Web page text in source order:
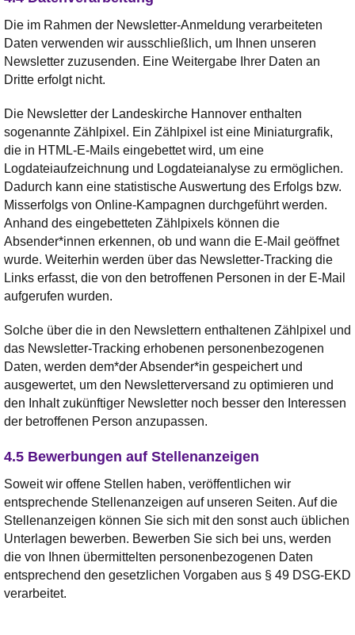
Die im Rahmen der Newsletter-Anmeldung verarbeiteten
Daten verwenden wir ausschließlich, um Ihnen unseren
Newsletter zuzusenden. Eine Weitergabe Ihrer Daten an
Dritte erfolgt nicht.
Die Newsletter der Landeskirche Hannover enthalten
sogenannte Zählpixel. Ein Zählpixel ist eine Miniaturgrafik,
die in HTML-E-Mails eingebettet wird, um eine
Logdateiaufzeichnung und Logdateianalyse zu ermöglichen.
Dadurch kann eine statistische Auswertung des Erfolgs bzw.
Misserfolgs von Online-Kampagnen durchgeführt werden.
Anhand des eingebetteten Zählpixels können die
Absender*innen erkennen, ob und wann die E-Mail geöffnet
wurde. Weiterhin werden über das Newsletter-Tracking die
Links erfasst, die von den betroffenen Personen in der E-Mail
aufgerufen wurden.
Solche über die in den Newslettern enthaltenen Zählpixel und
das Newsletter-Tracking erhobenen personenbezogenen
Daten, werden dem*der Absender*in gespeichert und
ausgewertet, um den Newsletterversand zu optimieren und
den Inhalt zukünftiger Newsletter noch besser den Interessen
der betroffenen Person anzupassen.
4.5 Bewerbungen auf Stellenanzeigen
Soweit wir offene Stellen haben, veröffentlichen wir
entsprechende Stellenanzeigen auf unseren Seiten. Auf die
Stellenanzeigen können Sie sich mit den sonst auch üblichen
Unterlagen bewerben. Bewerben Sie sich bei uns, werden
die von Ihnen übermittelten personenbezogenen Daten
entsprechend den gesetzlichen Vorgaben aus § 49 DSG-EKD
verarbeitet.